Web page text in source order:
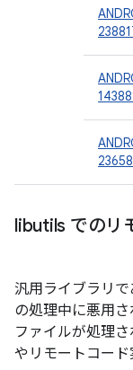
libutils でのリ
汎用ライブラリ
の処理中に悪用
ファイルが処理
やリモートコード